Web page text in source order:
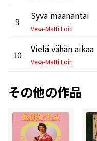
9 Syvä maanantai
Vesa-Matti Loiri
10 Vielä vähän aikaa
Vesa-Matti Loiri
その他の作品